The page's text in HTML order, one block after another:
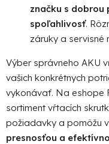
značku s dobrou
spoľahlivosť.
záruky a servisné
Výber správneho AKU
vašich konkrétnych
vykonávať. Na eshope
sortiment vŕtacích
požiadavky a pomôžu
presnosťou a